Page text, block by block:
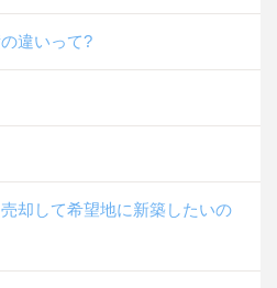
違いって?
却して希望地に新築したいの